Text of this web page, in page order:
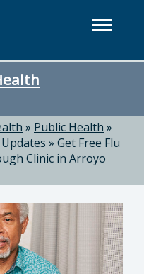
» Public Health »
» Get Free Flu
Clinic in Arroyo